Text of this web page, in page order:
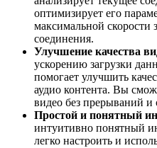
оптимизирует его
максимальной скорости
соединения.
Улучшение качества
ускорению загрузки
помогает улучшить
аудио контента. Вы
видео без прерываний и
Простой и понятный
интуитивно понятный
легко настроить и